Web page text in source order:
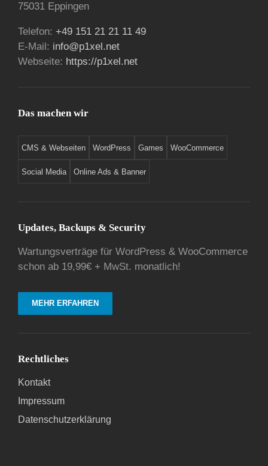
75031 Eppingen
Telefon: +49 151 21 21 11 49
E-Mail: info@p1xel.net
Webseite: https://p1xel.net
Das machen wir
CMS & Webseiten WordPress Games WooCommerce
Social Media Online Ads & Banner
Updates, Backups & Security
Wartungsverträge für WordPress & WooCommerce
schon ab 19,99€ + MwSt. monatlich!
MEHR ERFAHREN
Rechtliches
Kontakt
Impressum
Datenschutzerklärung